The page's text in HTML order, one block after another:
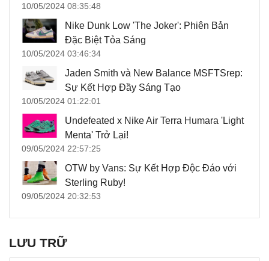
10/05/2024 08:35:48
Nike Dunk Low 'The Joker': Phiên Bản
Đặc Biệt Tỏa Sáng
10/05/2024 03:46:34
Jaden Smith và New Balance MSFTSrep:
Sự Kết Hợp Đầy Sáng Tạo
10/05/2024 01:22:01
Undefeated x Nike Air Terra Humara 'Light
Menta' Trở Lại!
09/05/2024 22:57:25
OTW by Vans: Sự Kết Hợp Độc Đáo với
Sterling Ruby!
09/05/2024 20:32:53
LƯU TRỮ